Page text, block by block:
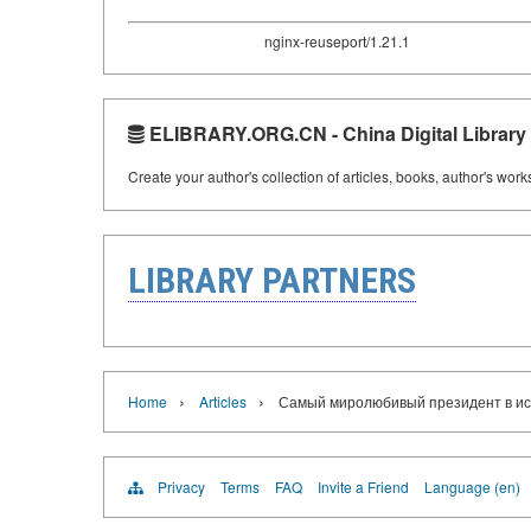
nginx-reuseport/1.21.1
ELIBRARY.ORG.CN - China Digital Library
Create your author's collection of articles, books, author's
LIBRARY PARTNERS
Home › Articles › Самый миролюбивый президент в
Privacy Terms FAQ Invite a Friend Language (en)